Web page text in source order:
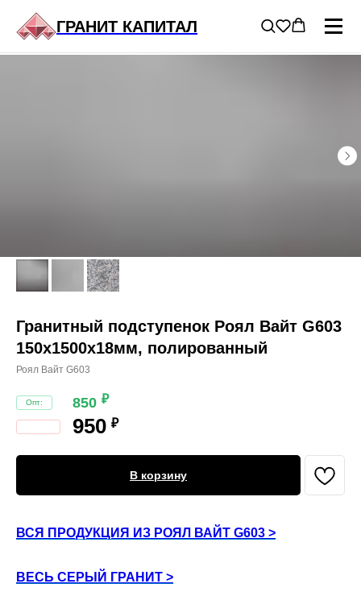
ГРАНИТ КАПИТАЛ
ГЛАВНАЯ / ГРАНИТ В ПРОДАЖЕ
Гранитный подступенок Роял Вайт G603
150х1500х18мм, полированный
Роял Вайт G603
850 ₽
950 ₽
В корзину
ВСЯ ПРОДУКЦИЯ ИЗ РОЯЛ ВАЙТ G603 >
ВЕСЬ СЕРЫЙ ГРАНИТ >